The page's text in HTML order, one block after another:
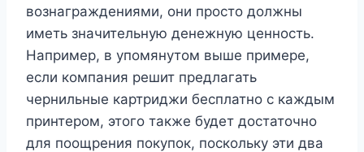
вознаграждениями, они просто должны
иметь значительную денежную ценность.
Например, в упомянутом выше примере,
если компания решит предлагать
чернильные картриджи бесплатно с каждым
принтером, этого также будет достаточно
для поощрения покупок, поскольку эти два